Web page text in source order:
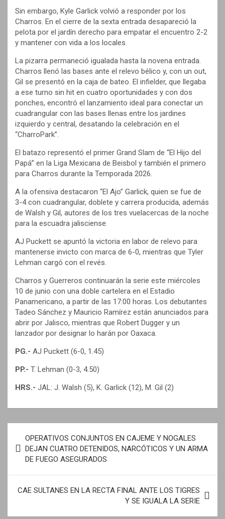
Sin embargo, Kyle Garlick volvió a responder por los
Charros. En el cierre de la sexta entrada desapareció la
pelota por el jardín derecho para empatar el encuentro 2-2
y mantener con vida a los locales.
La pizarra permaneció igualada hasta la novena entrada.
Charros llenó las bases ante el relevo bélico y, con un out,
Gil se presentó en la caja de bateo. El infielder, que llegaba
a ese turno sin hit en cuatro oportunidades y con dos
ponches, encontró el lanzamiento ideal para conectar un
cuadrangular con las bases llenas entre los jardines
izquierdo y central, desatando la celebración en el
“CharroPark”.
El batazo representó el primer Grand Slam de “El Hijo del
Papá” en la Liga Mexicana de Beisbol y también el primero
para Charros durante la Temporada 2026.
A la ofensiva destacaron “El Ajo” Garlick, quien se fue de
3-4 con cuadrangular, doblete y carrera producida, además
de Walsh y Gil, autores de los tres vuelacercas de la noche
para la escuadra jalisciense.
AJ Puckett se apuntó la victoria en labor de relevo para
mantenerse invicto con marca de 6-0, mientras que Tyler
Lehman cargó con el revés.
Charros y Guerreros continuarán la serie este miércoles
10 de junio con una doble cartelera en el Estadio
Panamericano, a partir de las 17:00 horas. Los debutantes
Tadeo Sánchez y Mauricio Ramírez están anunciados para
abrir por Jalisco, mientras que Robert Dugger y un
lanzador por designar lo harán por Oaxaca.
PG.- AJ Puckett (6-0, 1.45)
PP.- T. Lehman (0-3, 4.50)
HRS.- JAL: J. Walsh (5), K. Garlick (12), M. Gil (2)
e
OPERATIVOS CONJUNTOS EN CAJEME Y NOGALES
DEJAN CUATRO DETENIDOS, NARCÓTICOS Y UN ARMA
DE FUEGO ASEGURADOS
CAE SULTANES EN LA RECTA FINAL ANTE LOS TIGRES
Y SE IGUALA LA SERIE